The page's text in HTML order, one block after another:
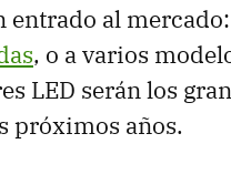
entrado al
, o a varios
LED serán los
próximos años.